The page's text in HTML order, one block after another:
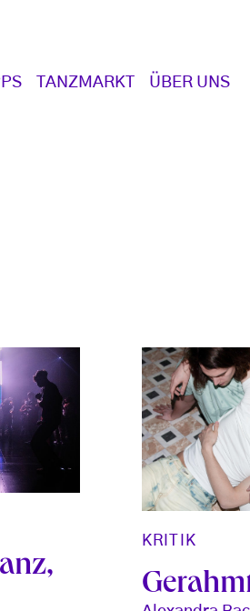
TANZMARKT ÜBER UNS
KRITIK